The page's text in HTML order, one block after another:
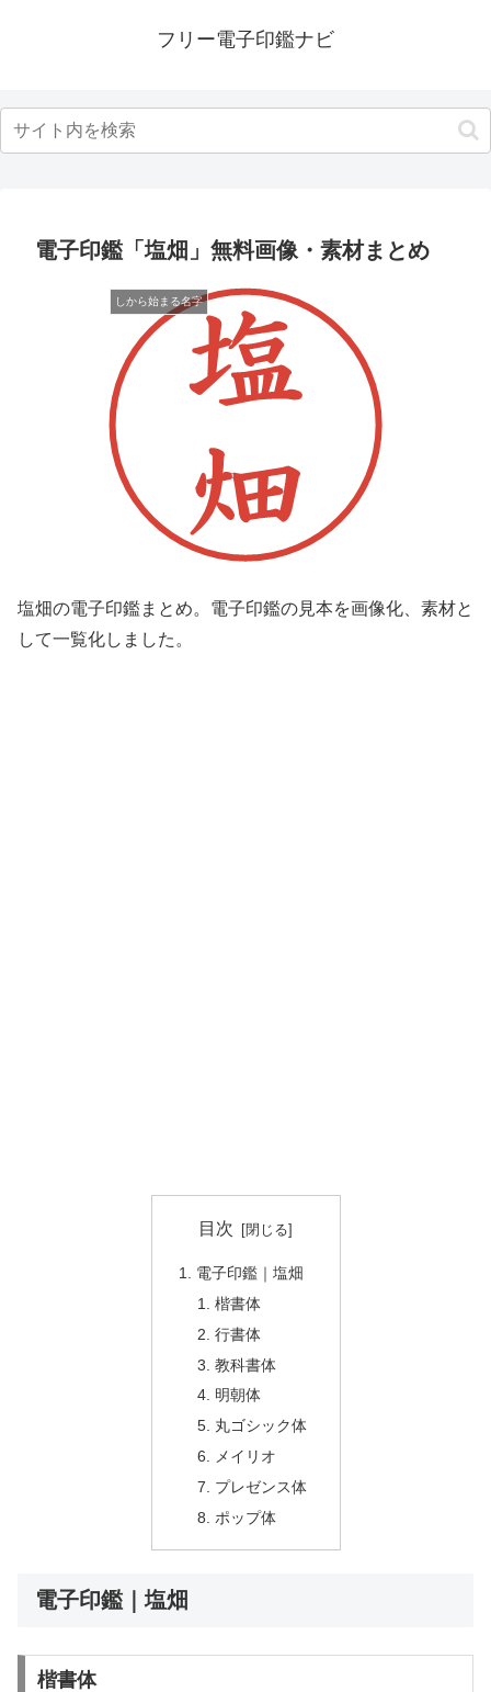
フリー電子印鑑ナビ
電子印鑑「塩畑」無料画像・素材まとめ
しから始まる名字
塩畑の電子印鑑まとめ。電子印鑑の見本を画像化、素材と
して一覧化しました。
目次
電子印鑑｜塩畑
楷書体
行書体
教科書体
明朝体
丸ゴシック体
メイリオ
プレゼンス体
ポップ体
電子印鑑｜塩畑
楷書体